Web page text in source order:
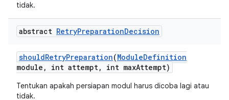
tidak.
abstract RetryPreparationDecision
shouldRetryPreparation(ModuleDefinition
module , int attempt, int maxAttempt)
Tentukan apakah persiapan modul harus dicoba lagi atau
tidak.